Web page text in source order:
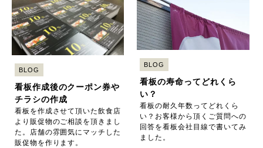
BLOG
看板作成後のクーポン券や
チラシの作成
看板を作成させて頂いた飲食店
より販促物のご相談を頂きまし
た。店舗の雰囲気にマッチした
販促物を作ります。
BLOG
看板の寿命ってどれくら
い？
看板の耐久年数ってどれくら
い？お客様から頂くご質問への
回答を看板会社目線で書いてみ
ました。